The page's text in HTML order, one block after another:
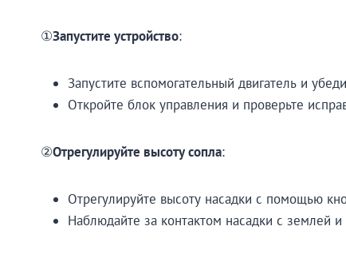
①Запустите устройство:
Запустите вспомогательный двигатель и
Откройте блок управления и проверьте
②Отрегулируйте высоту сопла:
Отрегулируйте высоту насадки с помощью
Наблюдайте за контактом насадки с землей